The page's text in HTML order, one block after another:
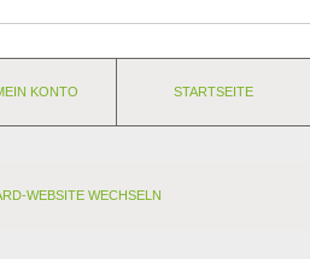
KONTO STARTSEITE
WEBSITE WECHSELN